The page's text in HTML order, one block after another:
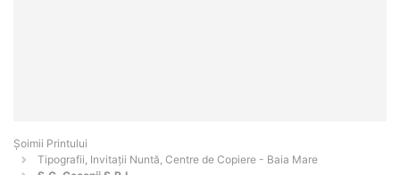
Şoimii Printului
Tipografii, Invitații Nuntă, Centre de Copiere - Baia Mare